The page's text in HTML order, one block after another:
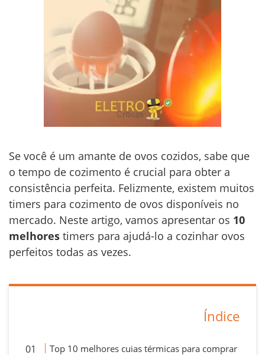
Se você é um amante de ovos cozidos, sabe que
o tempo de cozimento é crucial para obter a
consistência perfeita. Felizmente, existem muitos
timers para cozimento de ovos disponíveis no
mercado. Neste artigo, vamos apresentar os 10
melhores timers para ajudá-lo a cozinhar ovos
perfeitos todas as vezes.
Índice
Top 10 melhores cuias térmicas para comprar